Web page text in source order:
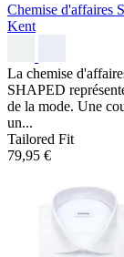
Chemise
Kent
La chemise
SHAPED
de la mode. Une
un...
Tailored Fit
79,95 €